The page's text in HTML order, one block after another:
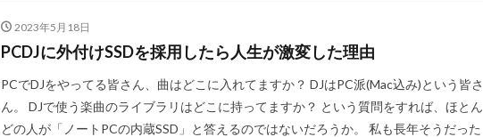
2023年5月18日
PCDJに外付けSSDを採用したら人生が激変した理由
PCでDJをやってる皆さん、曲はどこに入れてますか？ DJはPC派(Mac込み)という皆さ
ん。 DJで使う楽曲のライブラリはどこに持ってますか？ という質問をすれば、ほとん
どの人が「ノートPCの内蔵SSD」と答えるのではないだろうか。 私も長年そうだった